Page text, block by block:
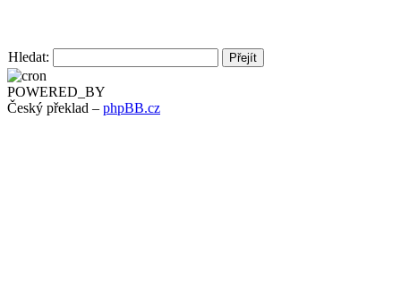
Hledat:
POWERED_BY
Český překlad – phpBB.cz